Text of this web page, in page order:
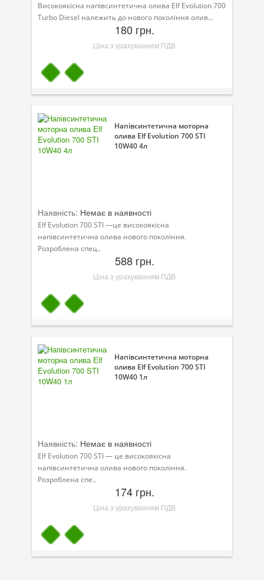
Велосипедна програма
Моторна олива для мотоцикла
Оливи для зброї
Промислова програма
Високоякісна напівсинтетична олива Elf Evolution 700
Turbo Diesel належить до нового покоління олив...
180 грн.
Ціна з урахуванням ПДВ
Напівсинтетична моторна
олива Elf Evolution 700 STI
10W40 4л
Наявність: Немає в наявності
Elf Evolution 700 STI —це високоякісна
напівсинтетична олива нового покоління.
Розроблена спец..
588 грн.
Ціна з урахуванням ПДВ
Напівсинтетична моторна
олива Elf Evolution 700 STI
10W40 1л
Наявність: Немає в наявності
Elf Evolution 700 STI — це високоякісна
напівсинтетична олива нового покоління.
Розроблена спе..
174 грн.
Ціна з урахуванням ПДВ